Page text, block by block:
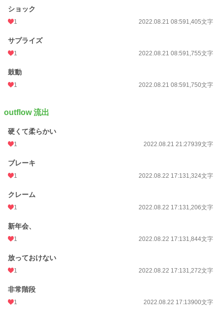
ショック
1 2022.08.21 08:591,405文字
サプライズ
1 2022.08.21 08:591,755文字
鼓動
1 2022.08.21 08:591,750文字
outflow 流出
硬くて柔らかい
1 2022.08.21 21:27939文字
ブレーキ
1 2022.08.22 17:131,324文字
クレーム
1 2022.08.22 17:131,206文字
新年会、
1 2022.08.22 17:131,844文字
放っておけない
1 2022.08.22 17:131,272文字
非常階段
1 2022.08.22 17:13900文字